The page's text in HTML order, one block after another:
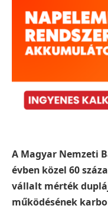
A Magyar Nemzeti
évben közel 60
vállalt mérték
működésének